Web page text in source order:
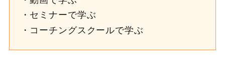
セミナーで学ぶ
コーチングスクールで学ぶ